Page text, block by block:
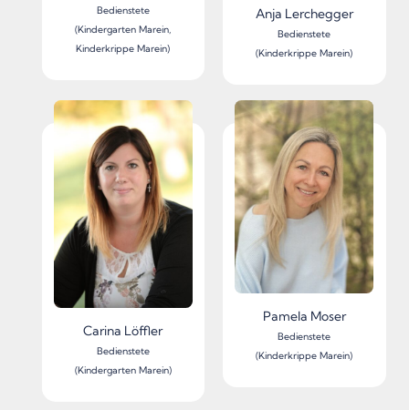
Bedienstete
(Kindergarten Marein,
Kinderkrippe Marein)
Anja Lerchegger
Bedienstete
(Kinderkrippe Marein)
Carina Löffler
Bedienstete
(Kindergarten Marein)
Pamela Moser
Bedienstete
(Kinderkrippe Marein)